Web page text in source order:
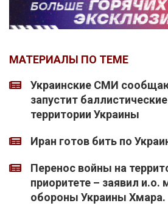
МАТЕРИАЛЫ ПО ТЕМЕ
Украинские СМИ
запустит
территории Украины
Иран готов бить по
Перенос войны на
приоритете – заявил и.о.
обороны Украины Хмара.